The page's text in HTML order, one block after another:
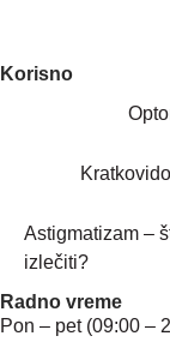
Korisno
Astigmatizam –
izlečiti?
Radno vreme
Pon – pet (09:00 –